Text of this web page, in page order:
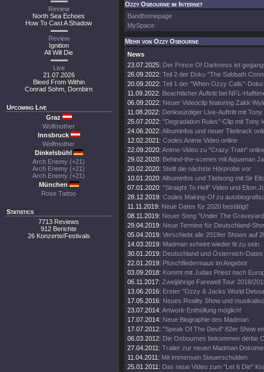
Review
North Sea Echoes
How To Cast A Shadow
Review
Ignition
All Will Die
Live
21.07.2026
Bleed From Within
Conrad Sohm, Dornbirn
Upcoming Live
Graz
Wolfmother
Innsbruck
Wolfmother
Dinkelsbühl
Arch Enemy (+21)
Arch Enemy (+21)
Arch Enemy (+21)
München
Rose Tattoo
Statistics
7713 Reviews
912 Berichte
26 Konzerte/Festivals
Ozzy Osbourne im Internet
Bandhomepage
MySpace
Mehr von Ozzy Osbourne
News
23.07.2025: Der Prince Of Darkness ist
26.09.2022: Teil 2 der Doku "The Sabbath
20.09.2022: Teil 1 der "When Ozzy Calls"-Doku
11.09.2022: Beachtlicher Auftritt bei NFL-
06.09.2022: Neuer Videoclip featuring Zakk
11.08.2022: Denkwürdiger Live-Auftritt mit Tony
25.07.2022: "Degradation Rules"-Clip mit Tony
24.06.2022: Albuminfos und neuer Titeltrack
12.02.2021: Cooles Anime Video online
22.09.2020: Anime-Video zu "Crazy Train"
29.02.2020: Behind-the-scenes mit Aquaman
20.02.2020: Stellt die nächste Hörprobe vor
10.01.2020: Albuminfos und Titelsong mit Sir
07.01.2020: "Straight To Hell" Video und Elton
28.12.2019: Cooles Making-Of zu
11.11.2019: Neue Dates für 2020 bestätigt!
08.11.2019: Neuer Song "Under The
29.04.2019: Neue Termine für Deutschland-
05.04.2019: Verschiebt alle 2019er Shows auf
14.03.2019: Madman scheint wieder fit zu sein
30.01.2019: Deutschland und Österreich-
22.01.2019: Plüschfledermaus im Angebot
03.09.2018: Kommt mit Judas Priest nach
06.11.2017: Zweijährige Farewell Tour 2018/
13.06.2016: Erster "Ozzy & Jacks World
17.05.2016: Neues Reality Show und
23.07.2014: Artwork-Enthüllung möglich!
17.07.2014: Neue Biographie des Madman
17.07.2012: "Speak Of The Devil" 82er Show
06.03.2012: Die Osbournes bekommen derbe
27.04.2011: Trailer zur neuen Madman
11.04.2011: Mit immensen Steuerschulden
25.01.2011: Das neue Video zum "Let It Die"